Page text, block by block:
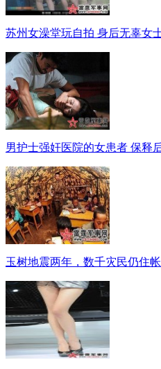
苏州女澡堂玩自拍 身后无辜女
男护士强奸医院的女患者 保释
玉树地震两年，数千灾民仍住